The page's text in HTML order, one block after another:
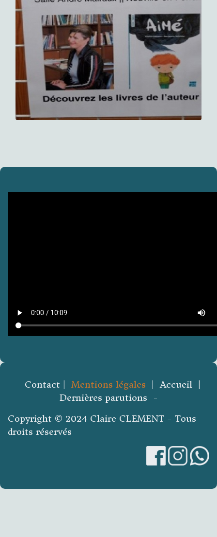
- Contact | Mentions légales | Accueil |
Dernières parutions -
Copyright © 2024 Claire CLEMENT - Tous
droits réservés